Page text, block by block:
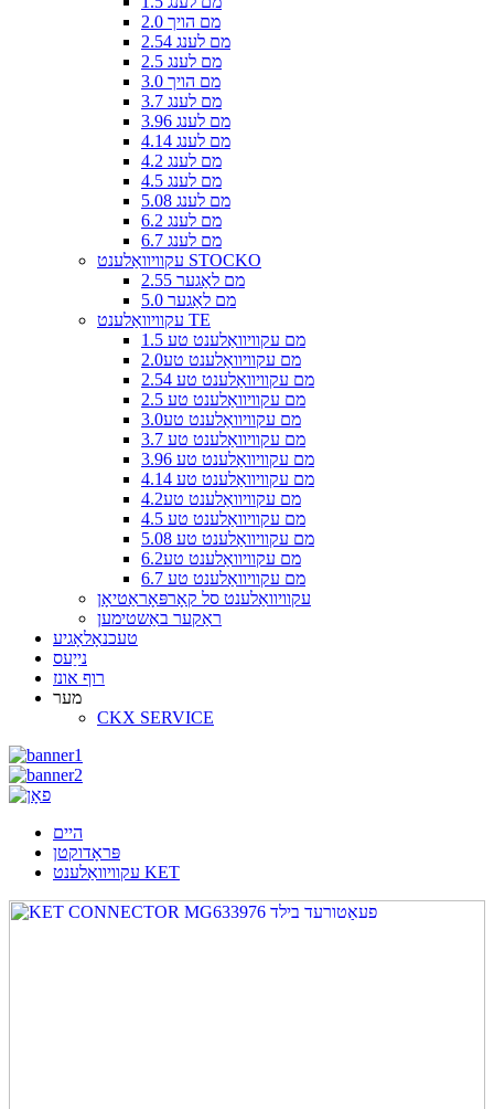
2.0 מם הויך
2.54 מם לענג
2.5 מם לענג
3.0 מם הויך
3.7 מם לענג
3.96 מם לענג
4.14 מם לענג
4.2 מם לענג
4.5 מם לענג
5.08 מם לענג
6.2 מם לענג
6.7 מם לענג
עקוויוואַלענט STOCKO
2.55 מם לאַגער
5.0 מם לאַגער
עקוויוואַלענט TE
1.5 מם עקוויוואַלענט טע
2.0מם עקוויוואַלענט טע
2.54 מם עקוויוואַלענט טע
2.5 מם עקוויוואַלענט טע
3.0מם עקוויוואַלענט טע
3.7 מם עקוויוואַלענט טע
3.96 מם עקוויוואַלענט טע
4.14 מם עקוויוואַלענט טע
4.2מם עקוויוואַלענט טע
4.5 מם עקוויוואַלענט טע
5.08 מם עקוויוואַלענט טע
6.2מם עקוויוואַלענט טע
6.7 מם עקוויוואַלענט טע
עקוויוואַלענט סל קאָרפּאָראַטיאָן
ראַקער באַשטימען
טעכנאָלאָגיע
נייַעס
רוף אונז
מער
CKX SERVICE
היים
פּראָדוקטן
עקוויוואַלענט KET